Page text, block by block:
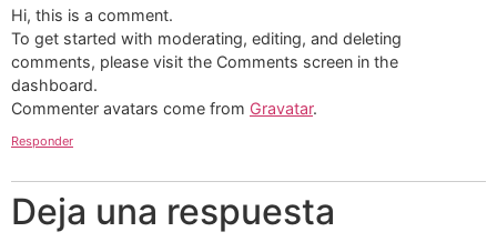
Hi, this is a comment.
To get started with moderating, editing, and deleting
comments, please visit the Comments screen in the
dashboard.
Commenter avatars come from Gravatar.
Responder
Deja una respuesta